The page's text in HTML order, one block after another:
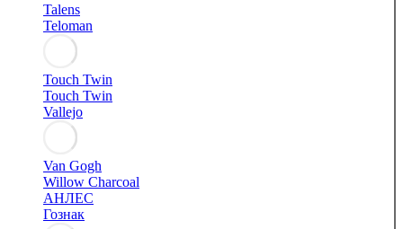
Talens
Teloman
Touch Twin
Touch Twin
Vallejo
Van Gogh
Willow Charcoal
АНЛЕС
Гознак